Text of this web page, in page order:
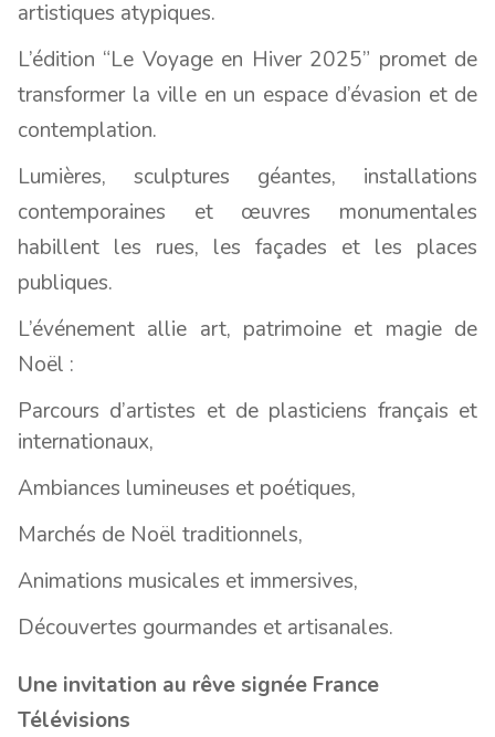
artistiques atypiques.
L’édition “Le Voyage en Hiver 2025” promet de
transformer la ville en un espace d’évasion et de
contemplation.
Lumières, sculptures géantes, installations
contemporaines et œuvres monumentales
habillent les rues, les façades et les places
publiques.
L’événement allie art, patrimoine et magie de
Noël :
Parcours d’artistes et de plasticiens français et
internationaux,
Ambiances lumineuses et poétiques,
Marchés de Noël traditionnels,
Animations musicales et immersives,
Découvertes gourmandes et artisanales.
Une invitation au rêve signée France
Télévisions